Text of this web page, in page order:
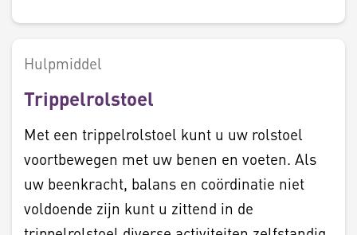
Hulpmiddel
Trippelrolstoel
Met een trippelrolstoel kunt u uw rolstoel
voortbewegen met uw benen en voeten. Als
uw beenkracht, balans en coördinatie niet
voldoende zijn kunt u zittend in de